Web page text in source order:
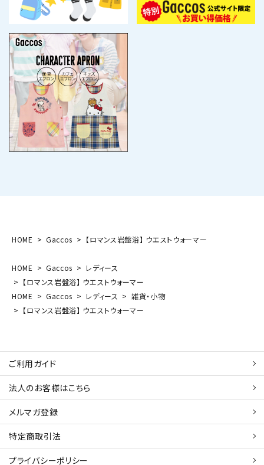
HOME Gaccos 【ロマンス岩盤浴】 ウエストウォーマー
HOME Gaccos
レディース
【ロマンス岩盤浴】 ウエストウォーマー
HOME
Gaccos レディース
雑貨・小物
【ロマンス岩盤浴】 ウエストウォーマー
ご利用ガイド
法人のお客様はこちら
メルマガ登録
特定商取引法
プライバシーポリシー